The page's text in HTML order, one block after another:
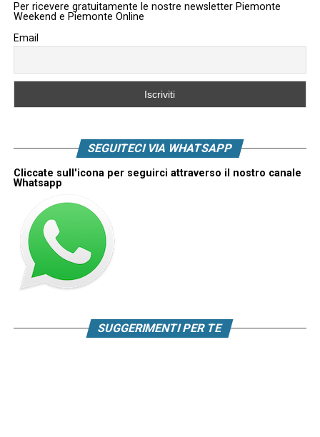
Per ricevere gratuitamente le nostre newsletter Piemonte
Weekend e Piemonte Online
Email
SEGUITECI VIA WHATSAPP
Cliccate sull'icona per seguirci attraverso il nostro canale
Whatsapp
SUGGERIMENTI PER TE